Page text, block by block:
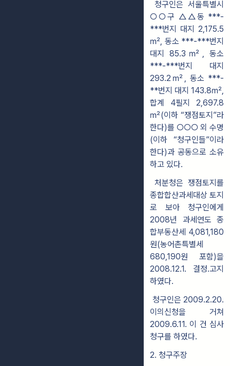
청구인은 서울특별시
○○구 △△동 ***-
***번지 대지 2,175.5
㎡, 동소 ***-***번지
대지 85.3㎡, 동소
***-***번지 대지
293.2㎡, 동소 ***-
**번지 대지 143.8㎡,
합계 4필지 2,697.8
㎡(이하 “쟁점토지”라
한다)를 ○○○ 외 수명
(이하 “청구인들”이라
한다)과 공동으로 소유
하고 있다.
처분청은 쟁점토지를
종합합산과세대상 토지
로 보아 청구인에게
2008년 과세연도 종
합부동산세 4,081,180
원(농어촌특별세
680,190원 포함)을
2008.12.1. 결정․고지
하였다.
청구인은 2009.2.20.
이의신청을 거쳐
2009.6.11. 이 건 심사
청구를 하였다.
2. 청구주장